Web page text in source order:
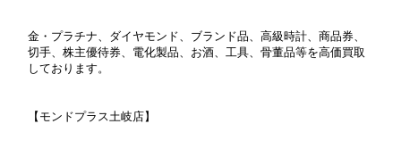
金・プラチナ、ダイヤモンド、ブランド品、高級時計、商品券、
切手、株主優待券、電化製品、お酒、工具、骨董品等を高価買取
しております。
【モンドプラス土岐店】